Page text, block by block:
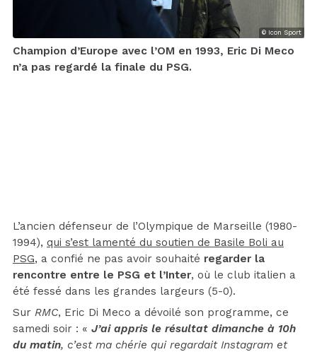
© Icon Sport
Champion d’Europe avec l’OM en 1993, Eric Di Meco
n’a pas regardé la finale du PSG.
L’ancien défenseur de l’Olympique de Marseille (1980-
1994), qui s’est lamenté du soutien de Basile Boli au
PSG, a confié ne pas avoir souhaité regarder la
rencontre entre le PSG et l’Inter, où le club italien a
été fessé dans les grandes largeurs (5-0).
Sur RMC, Eric Di Meco a dévoilé son programme, ce
samedi soir : « J’ai appris le résultat dimanche à 10h
du matin, c’est ma chérie qui regardait Instagram et